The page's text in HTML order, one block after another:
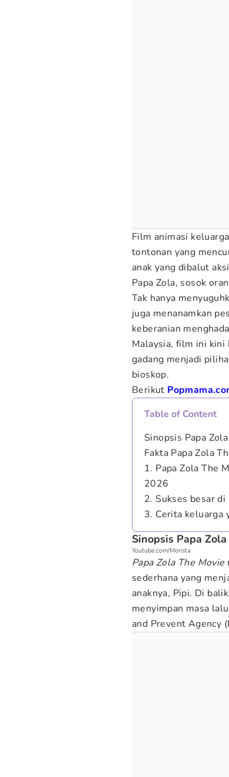
Film animasi keluarga
tontonan yang
anak yang dibalut
Papa Zola, sosok
Tak hanya
juga menanamkan
keberanian
Malaysia, film ini kini
gadang menjadi
bioskop.
Berikut
Table of Content
Sinopsis Papa
Fakta Papa Zola
1. Papa Zola The
2026
2. Sukses besar
3. Cerita keluarga
Sinopsis Papa
Youtube.com/Monsta
Papa Zola The Movie
sederhana yang
anaknya, Pipi. Di
menyimpan masa
and Prevent Agency